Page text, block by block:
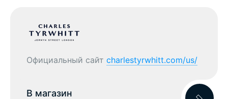
Официальный сайт charlestyrwhitt.com/us/
В магазин